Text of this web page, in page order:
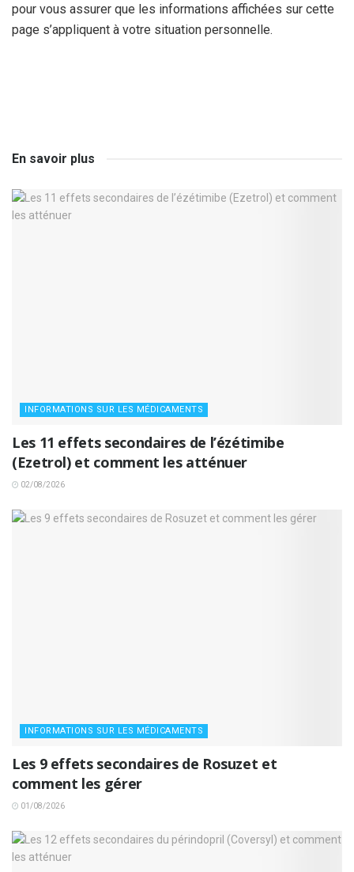
pour vous assurer que les informations affichées sur cette
page s’appliquent à votre situation personnelle.
En savoir plus
INFORMATIONS SUR LES MÉDICAMENTS
Les 11 effets secondaires de l’ézétimibe
(Ezetrol) et comment les atténuer
02/08/2026
INFORMATIONS SUR LES MÉDICAMENTS
Les 9 effets secondaires de Rosuzet et
comment les gérer
01/08/2026